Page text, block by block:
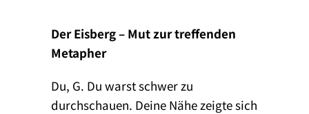
Der Eisberg – Mut zur treffenden
Metapher
Du, G. Du warst schwer zu
durchschauen. Deine Nähe zeigte sich